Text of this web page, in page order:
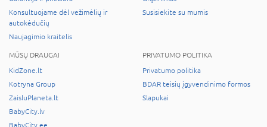
Konsultuojame dėl vežimėlių ir
autokėdučių
Naujagimio kraitelis
Susisiekite su mumis
MŪSŲ DRAUGAI
KidZone.lt
Kotryna Group
ZaisluPlaneta.lt
BabyCity.lv
BabyCity.ee
PRIVATUMO POLITIKA
Privatumo politika
BDAR teisių įgyvendinimo formos
Slapukai